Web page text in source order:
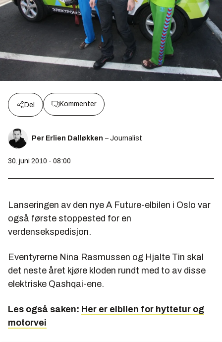
Del Kommenter
Per Erlien Dalløkken – Journalist
30. juni 2010 - 08:00
Lanseringen av den nye A Future-elbilen i Oslo var
også første stoppested for en
verdensekspedisjon.
Eventyrerne Nina Rasmussen og Hjalte Tin skal
det neste året kjøre kloden rundt med to av disse
elektriske Qashqai-ene.
Les også saken: Her er elbilen for hyttetur og
motorvei